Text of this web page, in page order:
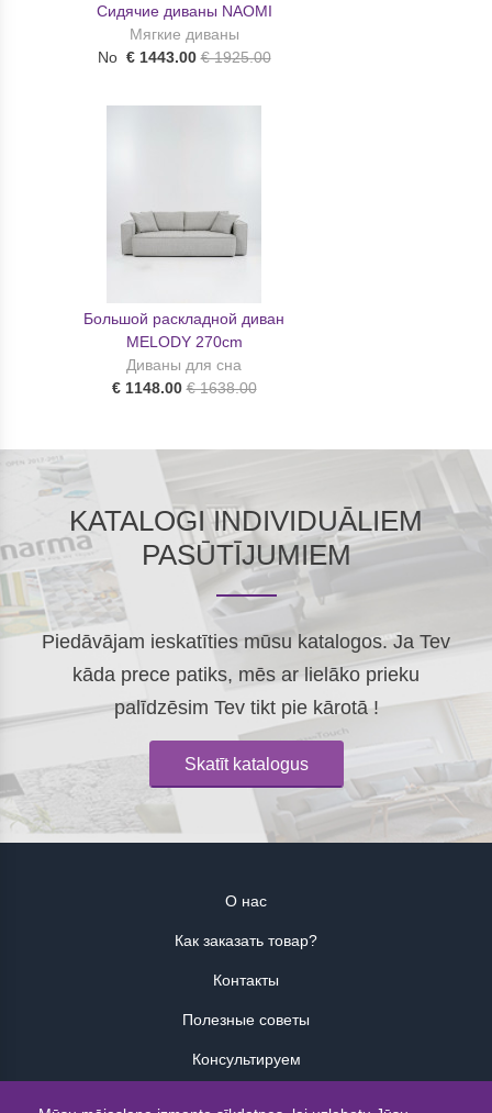
Сидячие диваны NAOMI
Мягкие диваны
No € 1443.00 € 1925.00
Большой раскладной диван
MELODY 270cm
Диваны для сна
€ 1148.00 € 1638.00
KATALOGI INDIVIDUĀLIEM
PASŪTĪJUMIEM
Piedāvājam ieskatīties mūsu katalogos. Ja Tev
kāda prece patiks, mēs ar lielāko prieku
palīdzēsim Tev tikt pie kārotā !
Skatīt katalogus
О нас
Как заказать товар?
Контакты
Полезные советы
Консультируем